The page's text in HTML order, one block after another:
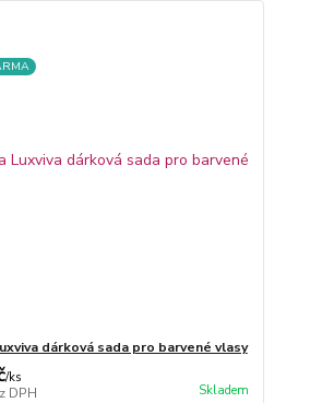
dárková sada pro barvené vlasy
/ks
DPH Skladem